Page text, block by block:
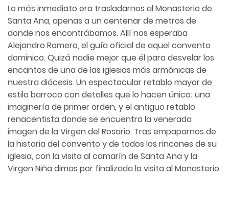
Lo más inmediato era trasladarnos al Monasterio de
Santa Ana, apenas a un centenar de metros de
donde nos encontrábamos. Allí nos esperaba
Alejandro Romero, el guía oficial de aquel convento
dominico. Quizá nadie mejor que él para desvelar los
encantos de una de las iglesias más armónicas de
nuestra diócesis. Un espectacular retablo mayor de
estilo barroco con detalles que lo hacen único; una
imaginería de primer orden, y el antiguo retablo
renacentista donde se encuentra la venerada
imagen de la Virgen del Rosario. Tras empaparnos de
la historia del convento y de todos los rincones de su
iglesia, con la visita al camarín de Santa Ana y la
Virgen Niña dimos por finalizada la visita al Monasterio.